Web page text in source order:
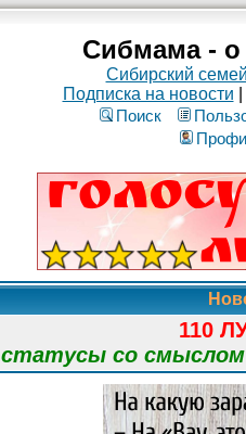
Сибмама - о
Сибирский
Подписка на новости
Поиск
110
статусы со смыслом